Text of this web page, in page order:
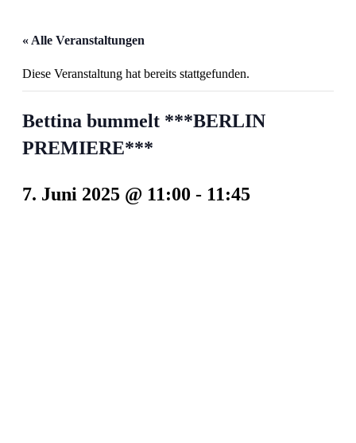
« Alle Veranstaltungen
Diese Veranstaltung hat bereits stattgefunden.
Bettina bummelt ***BERLIN
PREMIERE***
7. Juni 2025 @ 11:00 - 11:45